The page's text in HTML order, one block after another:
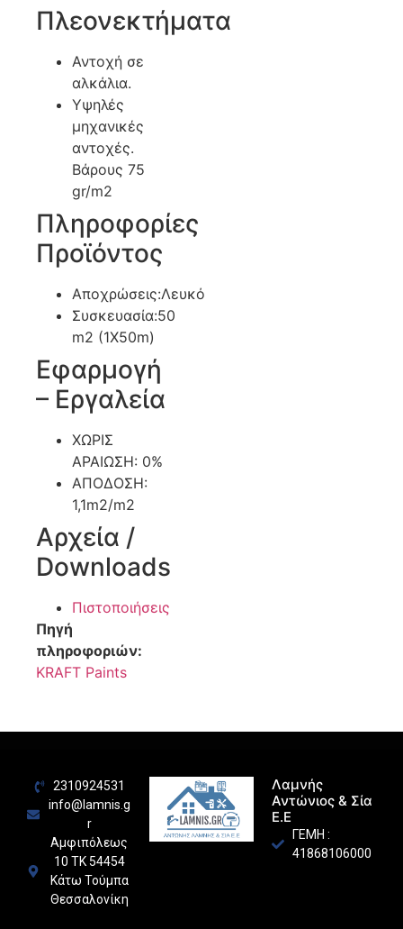
Πλεονεκτήματα
Αντοχή σε
αλκάλια.
Υψηλές
μηχανικές
αντοχές.
Βάρους 75
gr/m2
Πληροφορίες
Προϊόντος
Αποχρώσεις:Λευκό
Συσκευασία:50
m2 (1X50m)
Εφαρμογή
– Εργαλεία
ΧΩΡΙΣ
ΑΡΑΙΩΣΗ: 0%
ΑΠΟΔΟΣΗ:
1,1m2/m2
Αρχεία /
Downloads
Πιστοποιήσεις
Πηγή
πληροφοριών:
KRAFT Paints
2310924531
info@lamnis.g
r
Αμφιπόλεως
10 ΤΚ 54454
Κάτω Τούμπα
Θεσσαλονίκη
Λαμνής
Αντώνιος & Σία
Ε.Ε
ΓΕΜΗ :
41868106000